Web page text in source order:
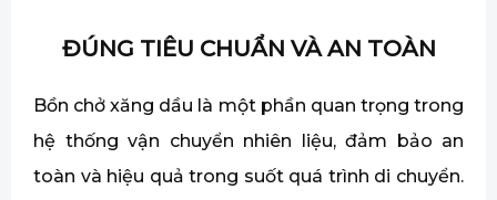
ĐÚNG TIÊU CHUẨN VÀ AN TOÀN
Bồn chở xăng dầu là một phần quan trọng trong
hệ thống vận chuyển nhiên liệu, đảm bảo an
toàn và hiệu quả trong suốt quá trình di chuyển.